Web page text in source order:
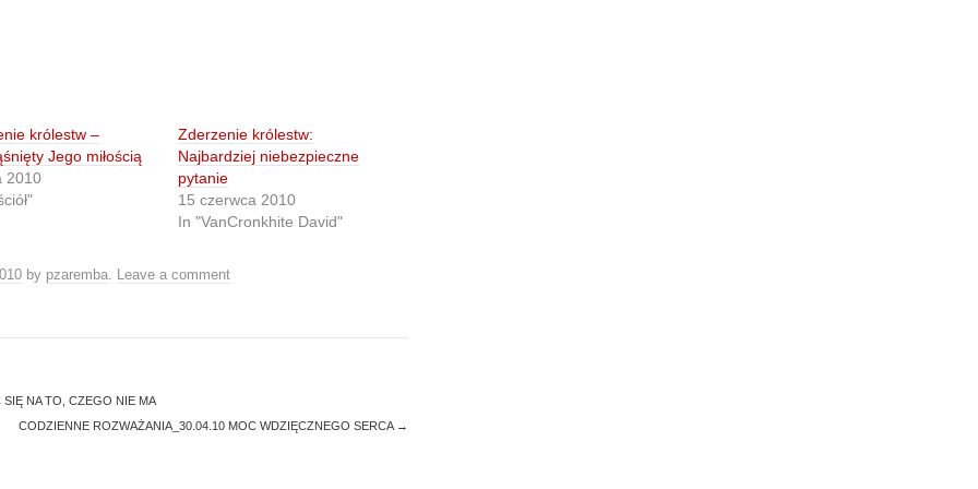
królestw –
Jego miłością
2010
Zderzenie królestw:
Najbardziej niebezpieczne
pytanie
15 czerwca 2010
In "VanCronkhite David"
by pzaremba. Leave a comment
NA TO, CZEGO NIE MA
CODZIENNE ROZWAŻANIA_30.04.10 MOC WDZIĘCZNEGO SERCA →